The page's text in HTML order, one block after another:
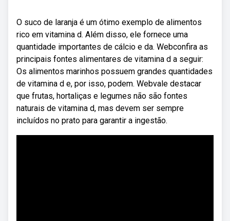
O suco de laranja é um ótimo exemplo de alimentos
rico em vitamina d. Além disso, ele fornece uma
quantidade importantes de cálcio e da. Webconfira as
principais fontes alimentares de vitamina d a seguir:
Os alimentos marinhos possuem grandes quantidades
de vitamina d e, por isso, podem. Webvale destacar
que frutas, hortaliças e legumes não são fontes
naturais de vitamina d, mas devem ser sempre
incluídos no prato para garantir a ingestão.